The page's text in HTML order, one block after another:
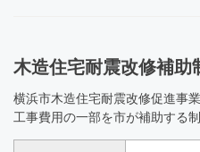
木造住宅耐震改修補助
横浜市木造住宅耐震改修促進事
工事費用の一部を市が補助する